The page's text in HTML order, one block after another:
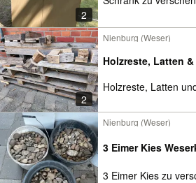
2
2
Nienburg (Weser)
Holzreste, Latten
Holzreste, Latten
Nienburg (Weser)
3 Eimer Kies
3 Eimer Kies zu